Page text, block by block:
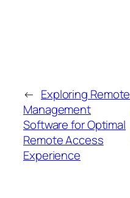
← Exploring Remote
Management
Software for Optimal
Remote Access
Experience